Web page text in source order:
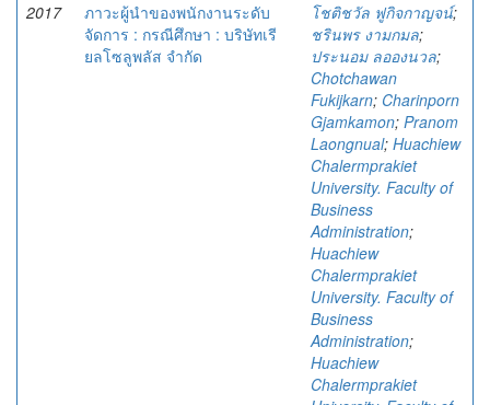
2017
ภาวะผู้นำของพนักงานระดับ
จัดการ : กรณีศึกษา : บริษัทเรี
ยลโซลูพลัส จำกัด
โชติชวัล ฟูกิจกาญจน์;
ชรินพร งามกมล;
ประนอม ลอองนวล;
Chotchawan
Fukijkarn; Charinporn
Gjamkamon; Pranom
Laongnual; Huachiew
Chalermprakiet
University. Faculty of
Business
Administration;
Huachiew
Chalermprakiet
University. Faculty of
Business
Administration;
Huachiew
Chalermprakiet